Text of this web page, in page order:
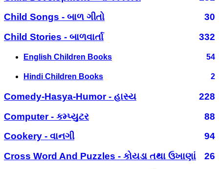
Child Songs - બાળ ગીતો
30
Child Stories - બાળવાર્તા
332
English Children Books 54
Hindi Children Books 2
Comedy-Hasya-Humor - હાસ્ય
228
Computer - કમ્પ્યુટર
88
Cookery - વાનગી
94
Cross Word And Puzzles - કોયડા તથા ઉખાણાં
26